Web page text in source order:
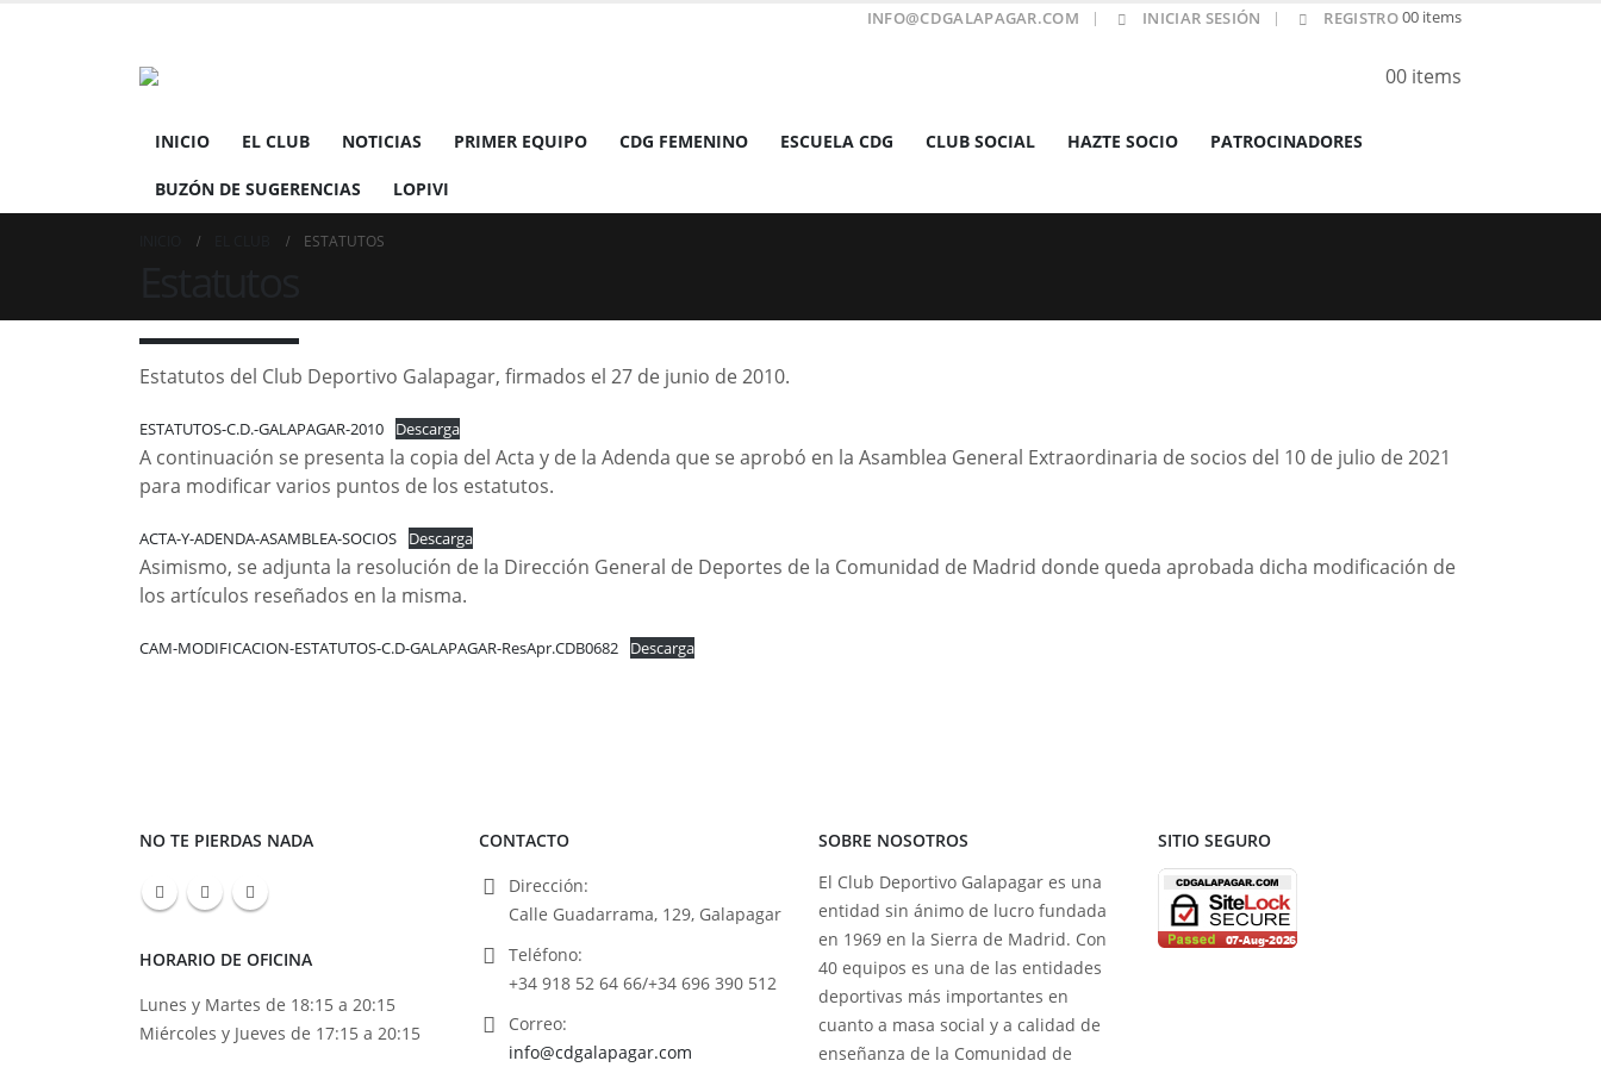
INFO@CDGALAPAGAR.COM INICIAR SESIÓN REGISTRO00 items
00 items
INICIO EL CLUB NOTICIAS PRIMER EQUIPO CDG FEMENINO ESCUELA CDG CLUB SOCIAL HAZTE SOCIO PATROCINADORES
BUZÓN DE SUGERENCIAS LOPIVI
ESTATUTOS
Estatutos del Club Deportivo Galapagar, firmados el 27 de junio de 2010.
ESTATUTOS-C.D.-GALAPAGAR-2010 Descarga
A continuación se presenta la copia del Acta y de la Adenda que se aprobó en la Asamblea General Extraordinaria de socios del 10 de julio de 2021
para modificar varios puntos de los estatutos.
ACTA-Y-ADENDA-ASAMBLEA-SOCIOS Descarga
Asimismo, se adjunta la resolución de la Dirección General de Deportes de la Comunidad de Madrid donde queda aprobada dicha modificación de
los artículos reseñados en la misma.
CAM-MODIFICACION-ESTATUTOS-C.D-GALAPAGAR-ResApr.CDB0682 Descarga
NO TE PIERDAS NADA
HORARIO DE OFICINA
Lunes y Martes de 18:15 a 20:15
Miércoles y Jueves de 17:15 a 20:15
CONTACTO
Dirección:
Calle Guadarrama, 129, Galapagar
Teléfono:
+34 918 52 64 66/+34 696 390 512
Correo:
info@cdgalapagar.com
SOBRE NOSOTROS
El Club Deportivo Galapagar es una
entidad sin ánimo de lucro fundada
en 1969 en la Sierra de Madrid. Con
40 equipos es una de las entidades
deportivas más importantes en
cuanto a masa social y a calidad de
enseñanza de la Comunidad de
SITIO SEGURO